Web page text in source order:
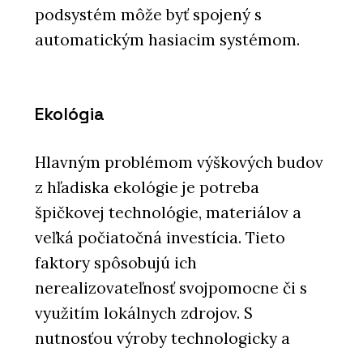
podsystém môže byť spojený s
automatickým hasiacim systémom.
Ekológia
Hlavným problémom výškových budov
z hľadiska ekológie je potreba
špičkovej technológie, materiálov a
veľká počiatočná investícia. Tieto
faktory spôsobujú ich
nerealizovateľnosť svojpomocne či s
využitím lokálnych zdrojov. S
nutnosťou výroby technologicky a